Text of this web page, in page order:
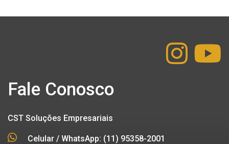
Fale Conosco
CST Soluções Empresariais
Celular / WhatsApp: (11) 95358-2001